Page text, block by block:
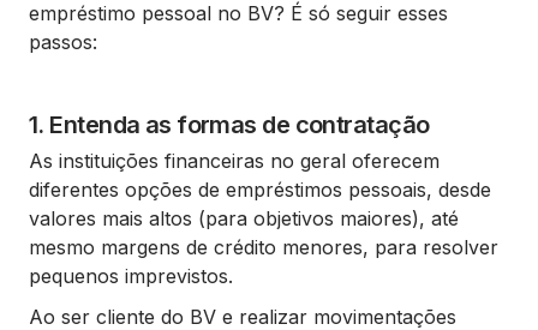
empréstimo pessoal no BV? É só seguir esses
passos:
1. Entenda as formas de contratação
As instituições financeiras no geral oferecem
diferentes opções de empréstimos pessoais, desde
valores mais altos (para objetivos maiores), até
mesmo margens de crédito menores, para resolver
pequenos imprevistos.
Ao ser cliente do BV e realizar movimentações